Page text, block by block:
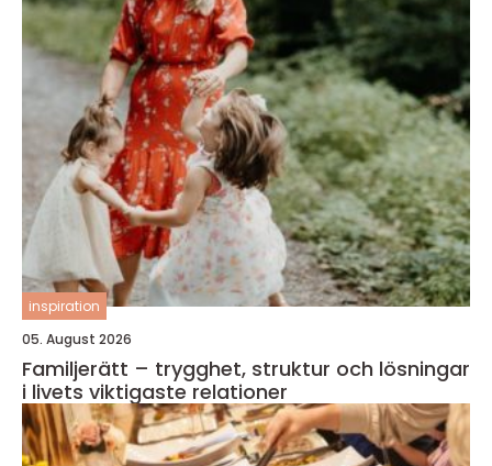
inspiration
05. August 2026
Familjerätt – trygghet, struktur och lösningar
i livets viktigaste relationer